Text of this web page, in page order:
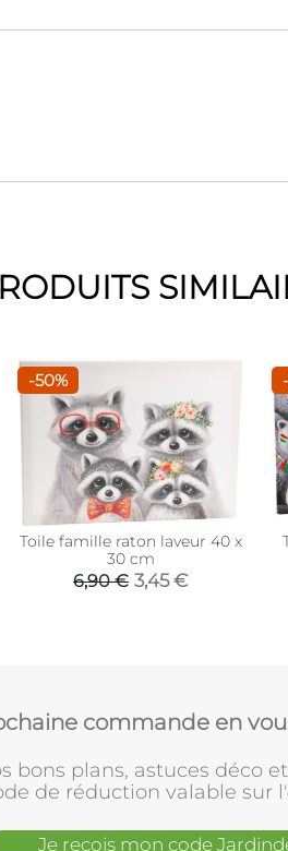
-50%
Toile famille raton laveur 40 x
30 cm
6,90 € 3,45 €
commande en
bons plans, astuces déco
de réduction valable sur
Je reçois mon code